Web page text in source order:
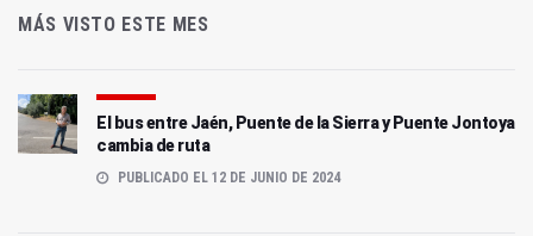
MÁS VISTO ESTE MES
El bus entre Jaén, Puente de la Sierra y Puente Jontoya
cambia de ruta
PUBLICADO EL 12 DE JUNIO DE 2024